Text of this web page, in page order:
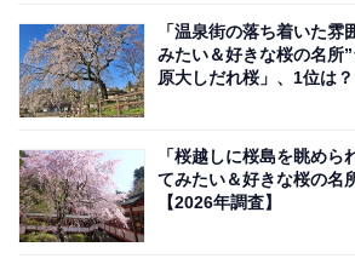
「温泉街の落ち着いた雰
みたい＆好きな桜の名所
原大しだれ桜」、1位は？
「桜越しに桜島を眺めら
てみたい＆好きな桜の名
【2026年調査】